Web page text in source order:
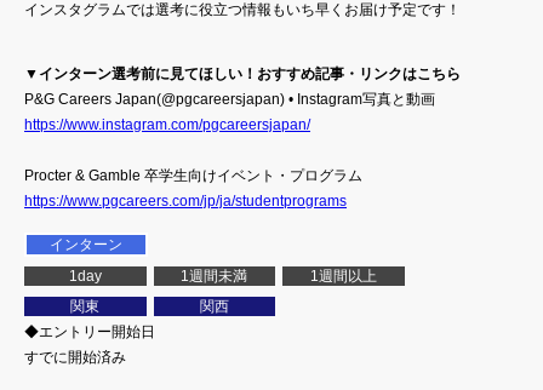
インスタグラムでは選考に役立つ情報もいち早くお届け予定です！
▼インターン選考前に見てほしい！おすすめ記事・リンクはこちら
P&G Careers Japan(@pgcareersjapan) • Instagram写真と動画
https://www.instagram.com/pgcareersjapan/
Procter & Gamble 卒学生向けイベント・プログラム
https://www.pgcareers.com/jp/ja/studentprograms
インターン
1day
1週間未満
1週間以上
関東
関西
◆エントリー開始日
すでに開始済み